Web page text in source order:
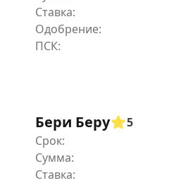
Ставка:
Одобрение:
Бери Беру
5
Срок:
Сумма:
Ставка: